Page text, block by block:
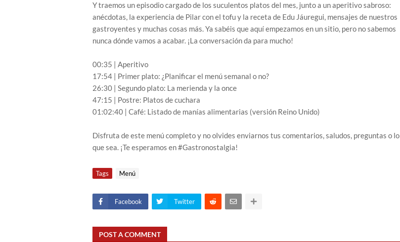
Y traemos un episodio cargado de los suculentos platos del mes, junto a un aperitivo sabroso:
anécdotas, la experiencia de Pilar con el tofu y la receta de Edu Jáuregui, mensajes de nuestros
gastroyentes y muchas cosas más. Ya sabéis que aquí empezamos en un sitio, pero no sabemos
nunca dónde vamos a acabar. ¡La conversación da para mucho!
00:35 | Aperitivo
17:54 | Primer plato: ¿Planificar el menú semanal o no?
26:30 | Segundo plato: La merienda y la once
47:15 | Postre: Platos de cuchara
01:02:40 | Café: Listado de manías alimentarias (versión Reino Unido)
Disfruta de este menú completo y no olvides enviarnos tus comentarios, saludos, preguntas o lo
que sea. ¡Te esperamos en #Gastronostalgia!
Tags Menú
Facebook Twitter
POST A COMMENT